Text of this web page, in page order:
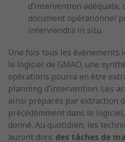
d’intervention
document opérationnel
interviendra in situ.
Une fois tous les événements
le logiciel de GMAO, une
opérations pourra en être
planning d’intervention. Les
ainsi préparés par extraction
précédemment dans le
donné. Au quotidien, les
auront donc des tâches de